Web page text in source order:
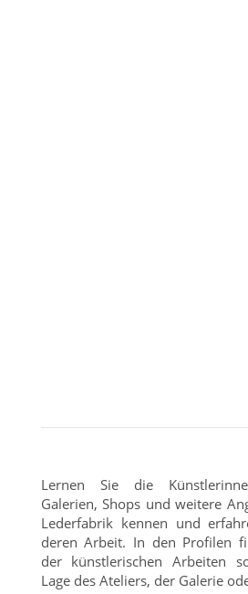
Lernen Sie die
Galerien, Shops und weitere
Lederfabrik kennen und
deren Arbeit. In den Profilen
der künstlerischen Arbeiten
Lage des Ateliers, der Galerie